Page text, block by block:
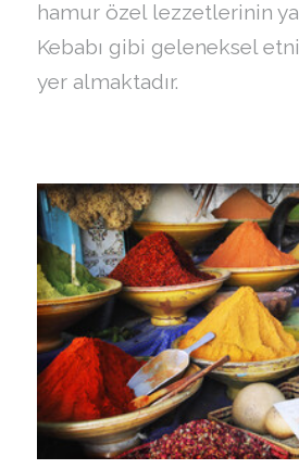
hamur özel lezzetlerinin
Kebabı gibi geleneksel
yer almaktadır.